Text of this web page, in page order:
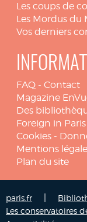
Les coups de
Les Mordus du
Vos derniers
FAQ - Contact
Magazine
Des
Foreign in Paris
Cookies -
Mentions
Plan du site
paris.fr
Les conservatoires